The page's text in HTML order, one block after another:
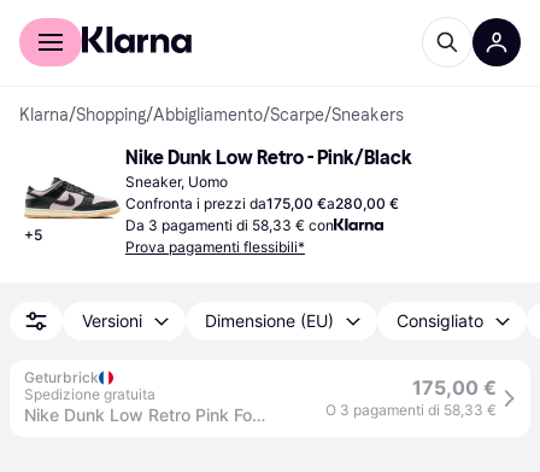
Per il tuo shopping
Klarna/Shopping/Abbigliamento/Scarpe/Sneakers
+5
Nike Dunk Low Retro - Pink/Black
Sneaker, Uomo
Confronta i prezzi da175,00 €a280,00 €
Da 3 pagamenti di 58,33 € con
Prova pagamenti flessibili*
Versioni Dimensione (EU) Consigliato
Geturbrick
Spedizione gratuita
Nike Dunk Low Retro Pink Foam Black - 46 / Standard
175,00 €
O 3 pagamenti di 58,33 €